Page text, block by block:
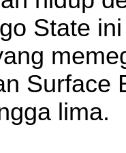
State
Surface
lima.